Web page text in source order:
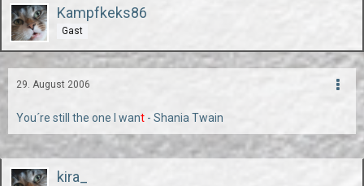
Kampfkeks86
Gast
29. August 2006
You´re still the one I want - Shania Twain
kira_